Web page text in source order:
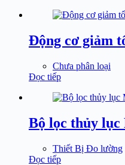
Động cơ giảm
Chưa phân loại
Đọc tiếp
Bộ lọc thủy
Thiết Bị Đo lường
Đọc tiếp